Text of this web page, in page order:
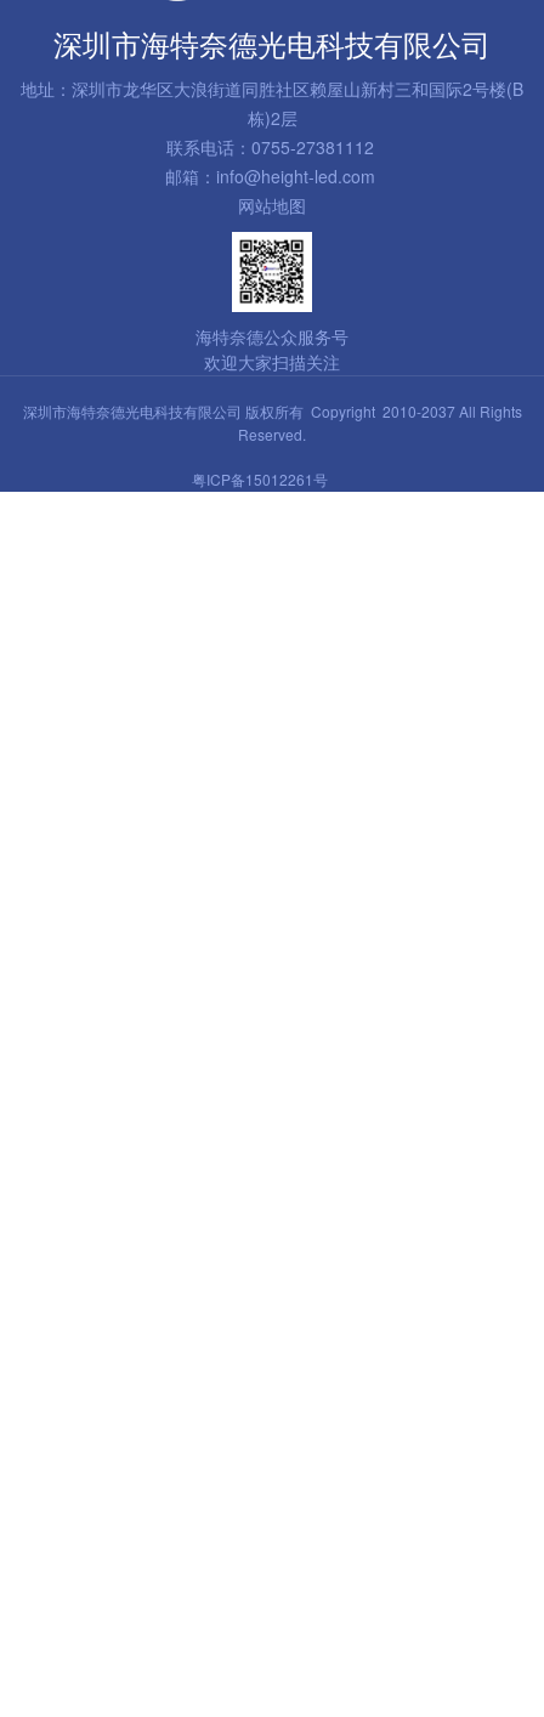
深圳市海特奈德光电科技有限公司
地址：深圳市龙华区大浪街道同胜社区赖屋山新村三和国际2号楼(B
栋)2层
联系电话：0755-27381112
邮箱：info@height-led.com
网站地图
海特奈德公众服务号
欢迎大家扫描关注
深圳市海特奈德光电科技有限公司 版权所有 Copyright 2010-2037 All Rights
Reserved.
粤ICP备15012261号